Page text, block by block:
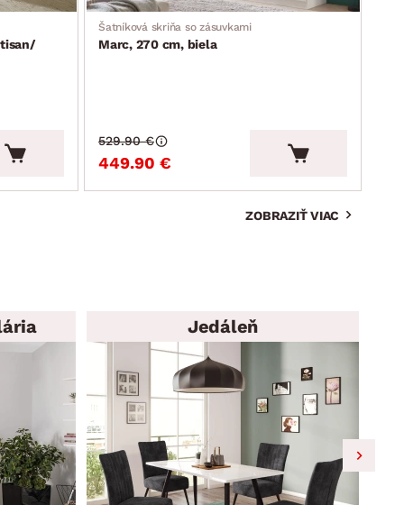
Šatníková skriňa so zásuvkami
Marc, 270 cm, biela
449.90 €
529.90 €
ZOBRAZIŤ VIAC
Jedáleň